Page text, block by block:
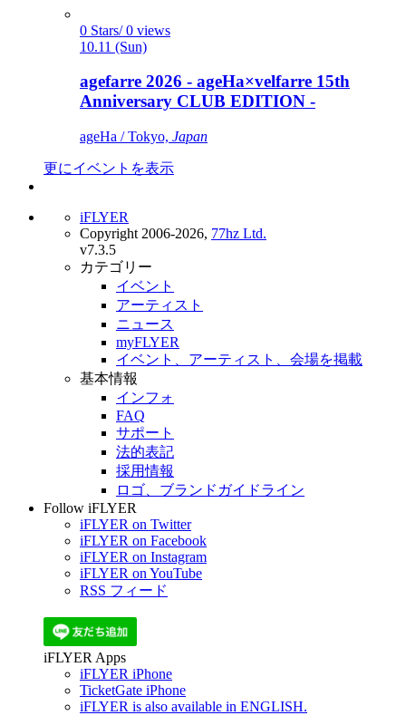
0 Stars/ 0 views
10.11 (Sun)
agefarre 2026 - ageHa×velfarre 15th
Anniversary CLUB EDITION -
ageHa / Tokyo, Japan
更にイベントを表示
iFLYER
Copyright 2006-2026, 77hz Ltd.
v7.3.5
カテゴリー
イベント
アーティスト
ニュース
myFLYER
イベント、アーティスト、会場を掲載
基本情報
インフォ
FAQ
サポート
法的表記
採用情報
ロゴ、ブランドガイドライン
Follow iFLYER
iFLYER on Twitter
iFLYER on Facebook
iFLYER on Instagram
iFLYER on YouTube
RSS フィード
iFLYER Apps
iFLYER iPhone
TicketGate iPhone
iFLYER is also available in ENGLISH.